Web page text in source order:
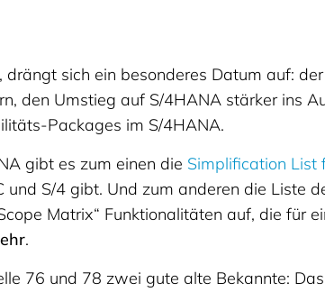
sich ein besonderes Datum auf:
den Umstieg auf S/4HANA stärker ins
Packages im S/4HANA.
gibt es zum einen die Simplification List
S/4 gibt. Und zum anderen die Liste
Matrix“ Funktionalitäten auf, die für
.
76 und 78 zwei gute alte Bekannte: